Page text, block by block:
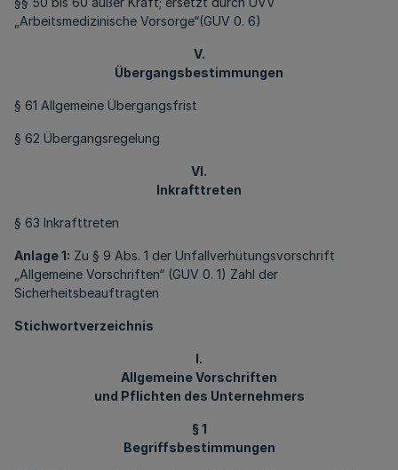
„Arbeitsmedizinische Vorsorge“(GUV 0. 6)
V.
Übergangsbestimmungen
§ 61 Allgemeine Übergangsfrist
§ 62 Übergangsregelung
VI.
Inkrafttreten
§ 63 Inkrafttreten
Anlage 1: Zu § 9 Abs. 1 der Unfallverhütungsvorschrift
„Allgemeine Vorschriften“ (GUV 0. 1) Zahl der
Sicherheitsbeauftragten
Stichwortverzeichnis
I.
Allgemeine Vorschriften
und Pflichten des Unternehmers
§ 1
Begriffsbestimmungen